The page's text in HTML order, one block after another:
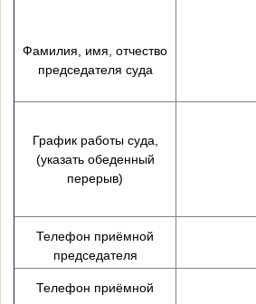
Фамилия, имя, отчество
председателя суда
График работы суда,
(указать обеденный
перерыв)
Телефон приёмной
председателя
Телефон приёмной